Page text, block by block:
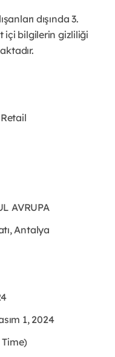
dışında 3.
içi bilgilerin gizliliği
AVRUPA
Antalya
1, 2024
Time)